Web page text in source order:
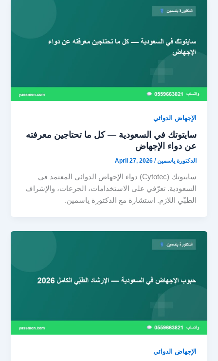
الإجهاض الدوائي
سايتوتك في السعودية — كل ما تحتاجين معرفته
عن دواء الإجهاض
الدكتورة ياسمين/
April 27, 2026
سايتوتك (Cytotec) دواء الإجهاض الدوائي المعتمد في
السعودية. تعرّفي على الاستخدامات، الجرعات، والإشراف
الطبّي اللازم. استشارة مع الدكتورة ياسمين.
الإجهاض الدوائي